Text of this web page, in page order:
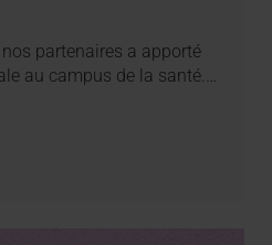
partenaires a apporté
au campus de la santé.…